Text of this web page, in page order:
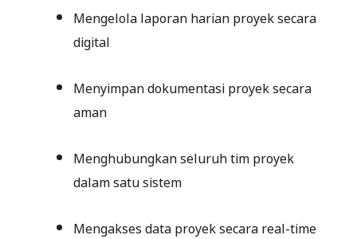
Mengelola laporan harian proyek secara
digital
Menyimpan dokumentasi proyek secara
aman
Menghubungkan seluruh tim proyek
dalam satu sistem
Mengakses data proyek secara real-time